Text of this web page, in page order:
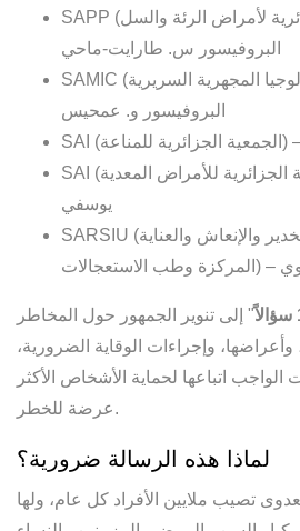
SAPP (الجمعية الجزائرية لأمراض الرئة والسل) –
البروفيسور س. طارايت-ماحي
SAMIC (الجمعية الجزائرية للبيولوجيا المجهرية السريرية) –
البروفيسور و. عمحيس
SAI (الجمعية الجزائرية للأمراض المعدية) – الدكتور م.
يوسفي
SARSIU (الجمعية الجزائرية للتخدير والإنعاش والعناية
" إلى تنوير الجمهور حول المخاطر
وأعراضها، وإجراءات الوقاية الضرورية،
الواجب اتباعها لحماية الأشخاص الأكثر
عرضة للخطر.
لماذا هذه الرسالة ضرورية؟
تصيب ملايين الأفراد كل عام، ولها